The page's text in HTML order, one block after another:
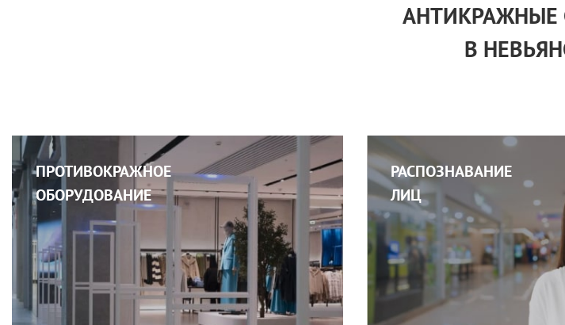
АНТИКРАЖНЫЕ
В
ПРОТИВОКРАЖНОЕ
ОБОРУДОВАНИЕ
РАСПОЗНАВАНИЕ
ЛИЦ